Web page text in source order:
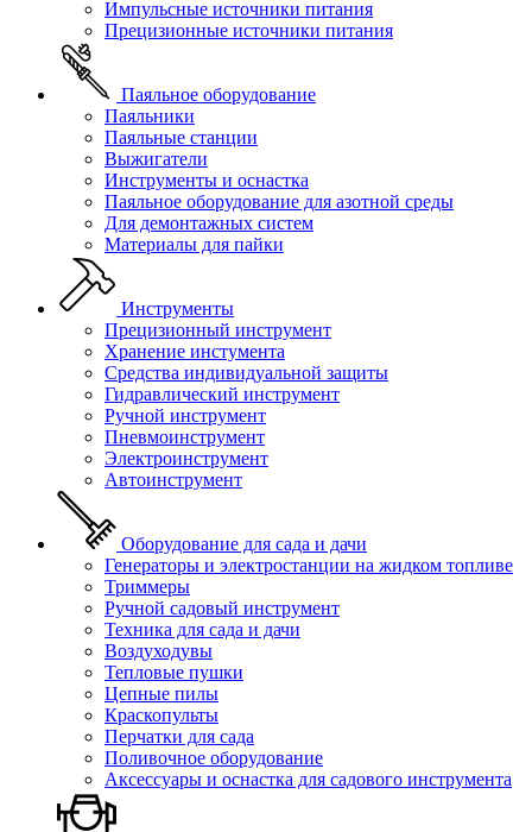
Импульсные источники питания
Прецизионные источники питания
Паяльное оборудование
Паяльники
Паяльные станции
Выжигатели
Инструменты и оснастка
Паяльное оборудование для азотной среды
Для демонтажных систем
Материалы для пайки
Инструменты
Прецизионный инструмент
Хранение инстумента
Средства индивидуальной защиты
Гидравлический инструмент
Ручной инструмент
Пневмоинструмент
Электроинструмент
Автоинструмент
Оборудование для сада и дачи
Генераторы и электростанции на жидком топливе
Триммеры
Ручной садовый инструмент
Техника для сада и дачи
Воздуходувы
Тепловые пушки
Цепные пилы
Краскопульты
Перчатки для сада
Поливочное оборудование
Аксессуары и оснастка для садового инструмента